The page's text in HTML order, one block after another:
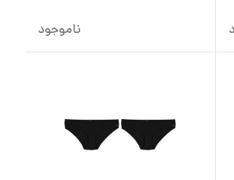
ناموجود